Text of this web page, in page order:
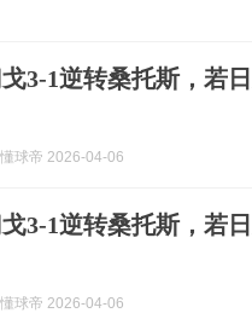
3-1逆转桑托斯，若
懂球帝 2026-04-06
3-1逆转桑托斯，若
懂球帝 2026-04-06